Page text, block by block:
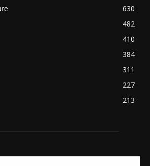
630
482
410
384
311
227
213